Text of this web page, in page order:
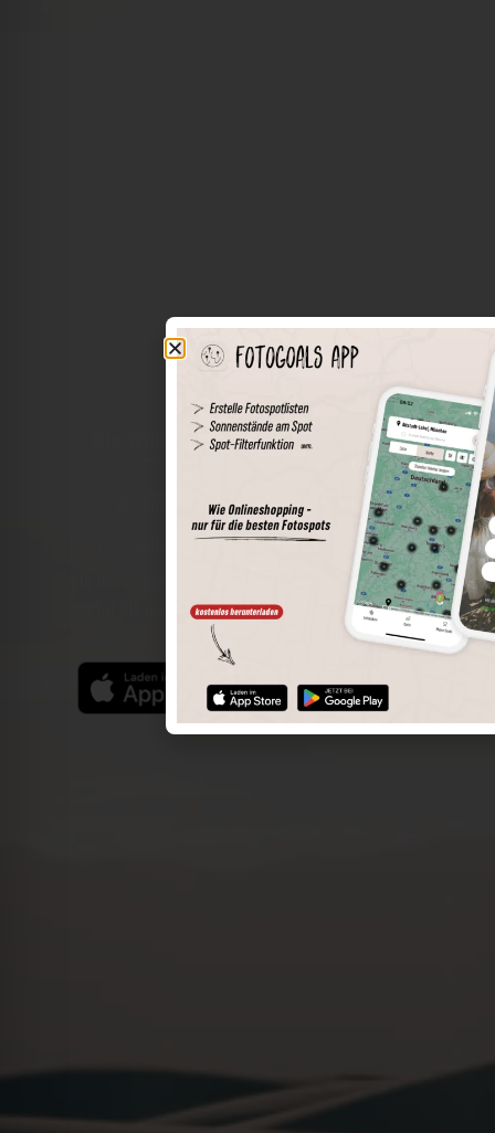
Die Welt der Orte in deiner Tasche
Umkreissuche
Spots speichern
Sonnenstände am Spot
Spotdetails
Filterfunktion
Finde die besten Fotospots noch einfacher mit unserer
App für iOS und Android und genieße einen größeren
Funktionsumfang